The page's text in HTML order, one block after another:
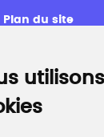
Plan du site
Emploi
culturel